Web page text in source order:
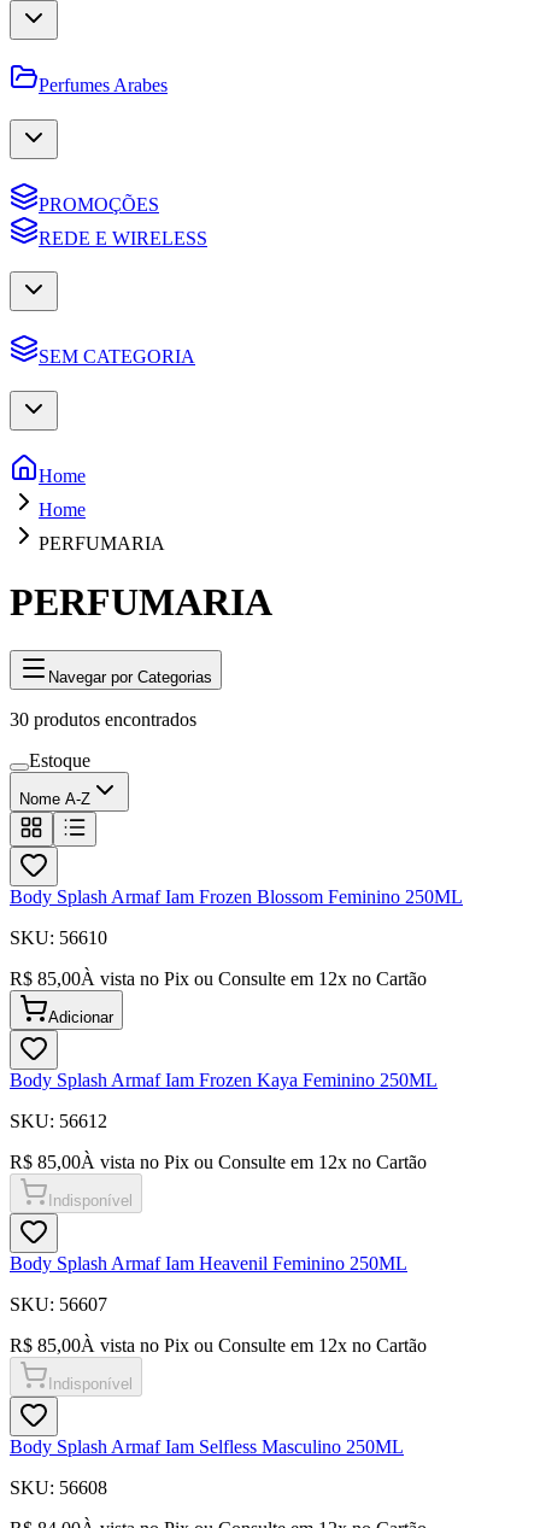
Perfumes Arabes
PROMOÇÕES
REDE E WIRELESS
SEM CATEGORIA
Home
Home
PERFUMARIA
PERFUMARIA
Navegar por Categorias
30 produtos encontrados
Estoque
Nome A-Z
Body Splash Armaf Iam Frozen Blossom Feminino 250ML
SKU: 56610
R$ 85,00À vista no Pix ou Consulte em 12x no Cartão
Adicionar
Body Splash Armaf Iam Frozen Kaya Feminino 250ML
SKU: 56612
R$ 85,00À vista no Pix ou Consulte em 12x no Cartão
Indisponível
Body Splash Armaf Iam Heavenil Feminino 250ML
SKU: 56607
R$ 85,00À vista no Pix ou Consulte em 12x no Cartão
Indisponível
Body Splash Armaf Iam Selfless Masculino 250ML
SKU: 56608